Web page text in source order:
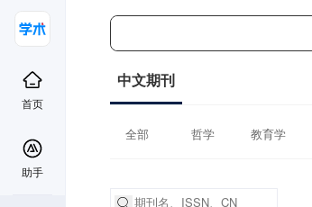
首页
助手
中文期刊
全部 哲学 教育学